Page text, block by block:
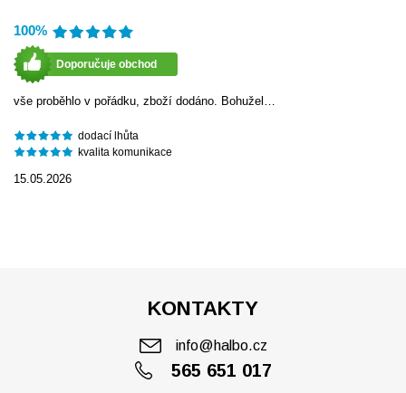
100%
Doporučuje obchod
vše proběhlo v pořádku, zboží dodáno. Bohužel…
dodací lhůta
kvalita komunikace
15.05.2026
KONTAKTY
565 651 017
info@halbo.cz